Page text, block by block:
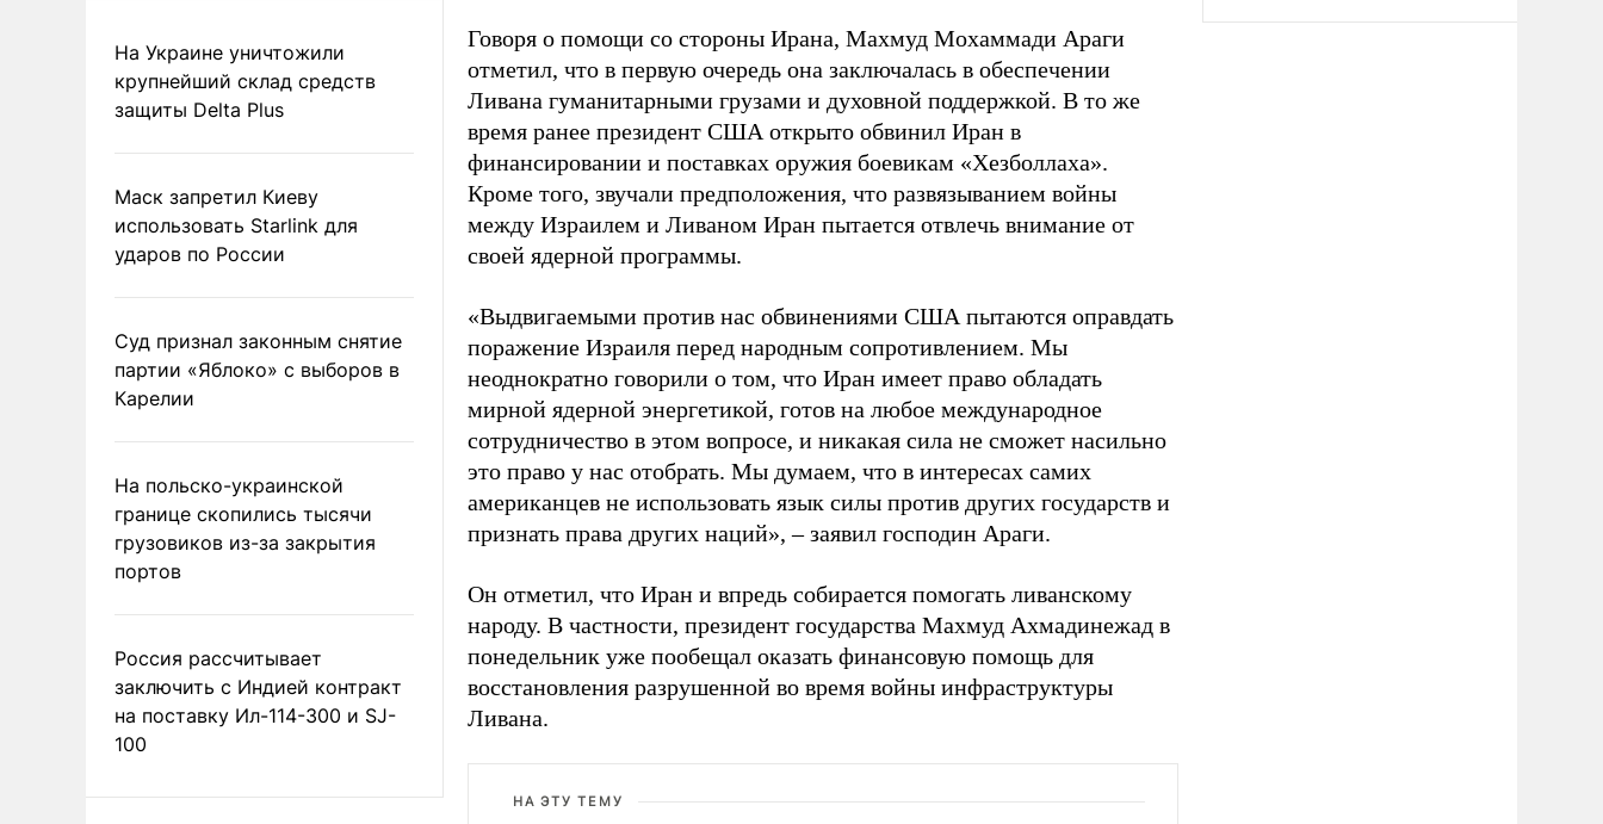
На Украине уничтожили
крупнейший склад средств
защиты Delta Plus
Маск запретил Киеву
использовать Starlink для
ударов по России
Суд признал законным снятие
партии «Яблоко» с выборов в
Карелии
На польско-украинской
границе скопились тысячи
грузовиков из-за закрытия
портов
Россия рассчитывает
заключить с Индией контракт
на поставку Ил-114-300 и SJ-
100
Говоря о помощи со стороны Ирана, Махмуд Мохаммади Араги
отметил, что в первую очередь она заключалась в обеспечении
Ливана гуманитарными грузами и духовной поддержкой. В то же
время ранее президент США открыто обвинил Иран в
финансировании и поставках оружия боевикам «Хезболлаха».
Кроме того, звучали предположения, что развязыванием войны
между Израилем и Ливаном Иран пытается отвлечь внимание от
своей ядерной программы.
«Выдвигаемыми против нас обвинениями США пытаются оправдать
поражение Израиля перед народным сопротивлением. Мы
неоднократно говорили о том, что Иран имеет право обладать
мирной ядерной энергетикой, готов на любое международное
сотрудничество в этом вопросе, и никакая сила не сможет насильно
это право у нас отобрать. Мы думаем, что в интересах самих
американцев не использовать язык силы против других государств и
признать права других наций», – заявил господин Араги.
Он отметил, что Иран и впредь собирается помогать ливанскому
народу. В частности, президент государства Махмуд Ахмадинежад в
понедельник уже пообещал оказать финансовую помощь для
восстановления разрушенной во время войны инфраструктуры
Ливана.
НА ЭТУ ТЕМУ